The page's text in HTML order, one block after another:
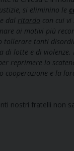
si eliminino le
e dal ritardo con cui
ai motivi più
tollerare tanti
lotte e di
per reprimere lo
e la
fratelli non